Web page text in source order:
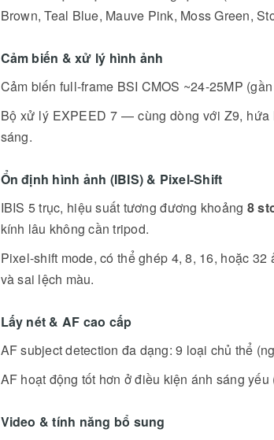
Brown, Teal Blue, Mauve Pink, Moss Green,
Cảm biến & xử lý hình ảnh
Cảm biến full-frame BSI CMOS ~24-25MP
Bộ xử lý EXPEED 7 — cùng dòng với Z9,
sáng.
Ổn định hình ảnh (IBIS) & Pixel-Shift
IBIS 5 trục, hiệu suất tương đương khoảng 8
kính lâu không cần tripod.
Pixel-shift mode, có thể ghép 4, 8, 16, hoặc
và sai lệch màu.
Lấy nét & AF cao cấp
AF subject detection đa dạng: 9 loại chủ thể
AF hoạt động tốt hơn ở điều kiện ánh sáng
Video & tính năng bổ sung